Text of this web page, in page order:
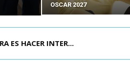
OSCAR 2027
SE ESTÁ ENC...